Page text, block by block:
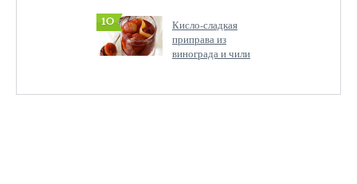
10
Кисло-сладкая
приправа из
винограда и чили